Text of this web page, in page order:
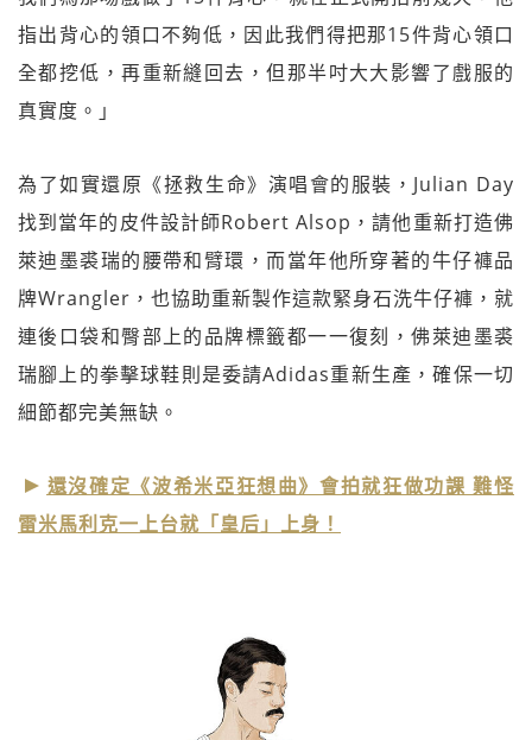
指出背心的領口不夠低，因此我們得把那15件背心領口
全都挖低，再重新縫回去，但那半吋大大影響了戲服的
真實度。」
為了如實還原《拯救生命》演唱會的服裝，Julian Day
找到當年的皮件設計師Robert Alsop，請他重新打造佛
萊迪墨裘瑞的腰帶和臂環，而當年他所穿著的牛仔褲品
牌Wrangler，也協助重新製作這款緊身石洗牛仔褲，就
連後口袋和臀部上的品牌標籤都一一復刻，佛萊迪墨裘
瑞腳上的拳擊球鞋則是委請Adidas重新生產，確保一切
細節都完美無缺。
還沒確定《波希米亞狂想曲》會拍就狂做功課 難怪
雷米馬利克一上台就「皇后」上身！